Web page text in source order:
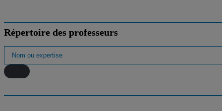
Répertoire des professeurs